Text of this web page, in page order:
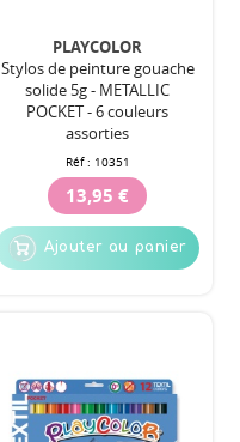
PLAYCOLOR
Stylos de peinture gouache
solide 5g - METALLIC
POCKET - 6 couleurs
assorties
Réf : 10351
13,95 €
Ajouter au panier